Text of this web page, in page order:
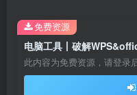
此内容为免费资源，请登录
免费资源